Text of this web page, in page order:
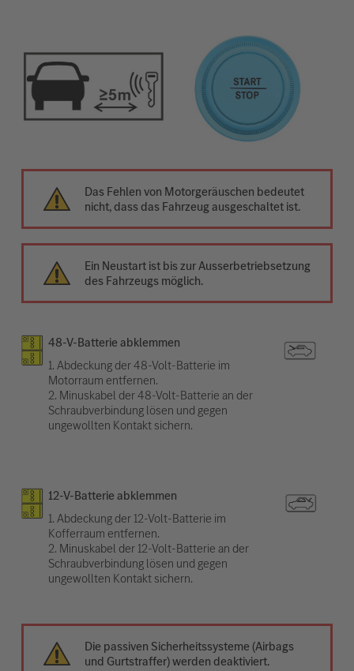
Das Fehlen von Motorgeräuschen bedeutet
nicht, dass das Fahrzeug ausgeschaltet ist.
Ein Neustart ist bis zur Ausserbetriebsetzung
des Fahrzeugs möglich.
48-V-Batterie abklemmen
1. Abdeckung der 48-Volt-Batterie im
Motorraum entfernen.
2. Minuskabel der 48-Volt-Batterie an der
Schraubverbindung lösen und gegen
ungewollten Kontakt sichern.
12-V-Batterie abklemmen
1. Abdeckung der 12-Volt-Batterie im
Kofferraum entfernen.
2. Minuskabel der 12-Volt-Batterie an der
Schraubverbindung lösen und gegen
ungewollten Kontakt sichern.
Die passiven Sicherheitssysteme (Airbags
und Gurtstraffer) werden deaktiviert.